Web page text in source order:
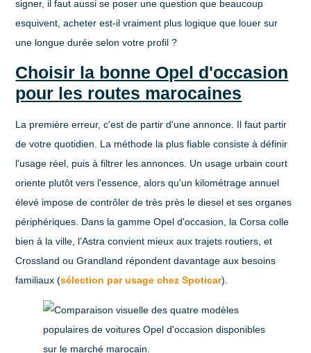
signer, il faut aussi se poser une question que beaucoup
esquivent, acheter est-il vraiment plus logique que louer sur
une longue durée selon votre profil ?
Choisir la bonne Opel d'occasion
pour les routes marocaines
La première erreur, c'est de partir d'une annonce. Il faut partir
de votre quotidien. La méthode la plus fiable consiste à définir
l'usage réel, puis à filtrer les annonces. Un usage urbain court
oriente plutôt vers l'essence, alors qu'un kilométrage annuel
élevé impose de contrôler de très près le diesel et ses organes
périphériques. Dans la gamme Opel d'occasion, laCorsa colle
bien à la ville, l’Astra convient mieux aux trajets routiers, et
Crossland ouGrandland répondent davantage aux besoins
familiaux (sélection par usage chez Spoticar).